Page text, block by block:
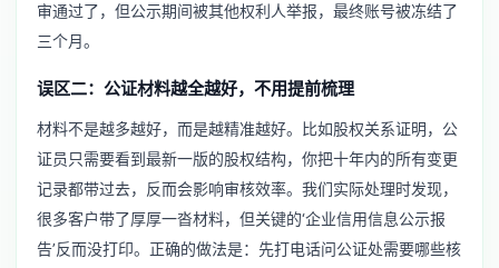
审通过了，但公示期间被其他权利人举报，最终账号被冻结了
三个月。
误区二：公证材料越全越好，不用提前梳理
材料不是越多越好，而是越精准越好。比如股权关系证明，公
证员只需要看到最新一版的股权结构，你把十年内的所有变更
记录都带过去，反而会影响审核效率。我们实际处理时发现，
很多客户带了厚厚一沓材料，但关键的‘企业信用信息公示报
告’反而没打印。正确的做法是：先打电话问公证处需要哪些核